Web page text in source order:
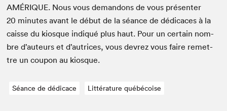
AMÉRIQUE. Nous vous deman­dons de vous présen­ter
20 min­utes avant le début de la séance de dédi­caces à la
caisse du kiosque indiqué plus haut. Pour un cer­tain nom­
bre d’auteurs et d’autrices, vous devrez vous faire remet­
tre un coupon au kiosque.
Séance de dédicace Littérature québécoise